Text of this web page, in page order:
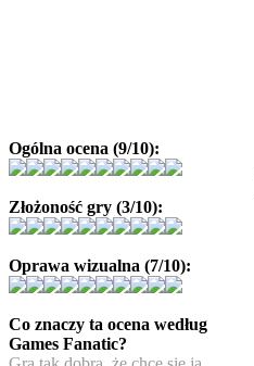
Ogólna ocena (9/10):
Złożoność gry (3/10):
Oprawa wizualna (7/10):
Co znaczy ta ocena według
Games Fanatic?